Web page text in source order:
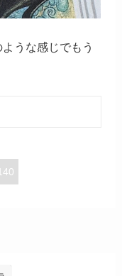
うな感じでもう